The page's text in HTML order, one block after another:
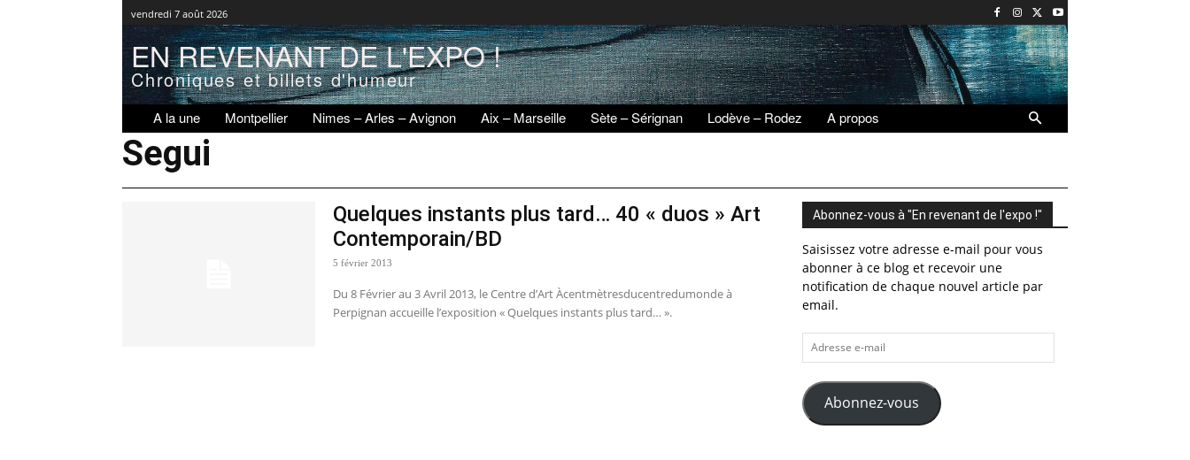
vendredi 7 août 2026
EN REVENANT DE L'EXPO !
Chroniques et billets d'humeur
A la une Montpellier Nimes – Arles – Avignon Aix – Marseille Sète – Sérignan Lodève – Rodez A propos
Segui
Quelques instants plus tard… 40 « duos » Art
Contemporain/BD
5 février 2013
Du 8 Février au 3 Avril 2013, le Centre d’Art Àcentmètresducentredumonde à
Perpignan accueille l’exposition « Quelques instants plus tard… ».
Abonnez-vous à "En revenant de l'expo !"
Saisissez votre adresse e-mail pour vous
abonner à ce blog et recevoir une
notification de chaque nouvel article par
email.
Adresse
e-
mail
Abonnez-vous